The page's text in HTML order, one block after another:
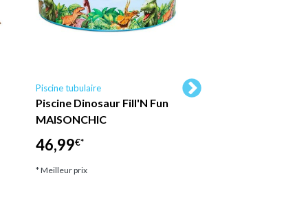
Piscine tubulaire
Piscine Dinosaur Fill'N Fun
MAISONCHIC
46,99€*
* Meilleur prix